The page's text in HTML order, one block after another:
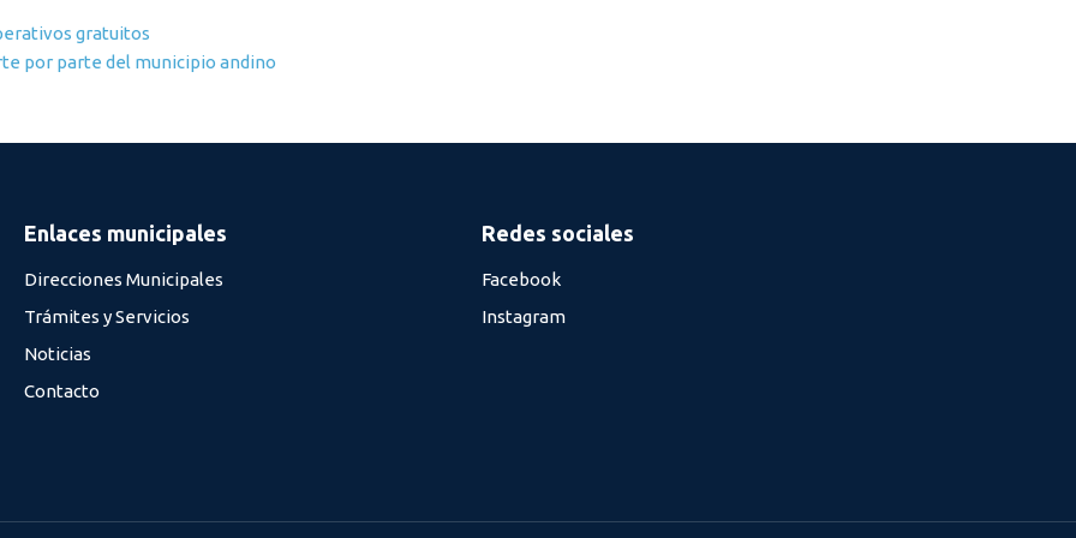
gratuitos
por parte del municipio andino
Enlaces municipales
Direcciones Municipales
Trámites y Servicios
Noticias
Contacto
Redes sociales
Facebook
Instagram